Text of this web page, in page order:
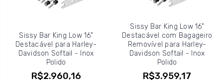
Sissy Bar King Low 16"
Destacável para Harley-
Davidson Softail - Inox
Polido
R$2.960,16
Sissy Bar King Low 16"
Destacável com Bagageiro
Removível para Harley-
Davidson Softail - Inox
Polido
R$3.959,17